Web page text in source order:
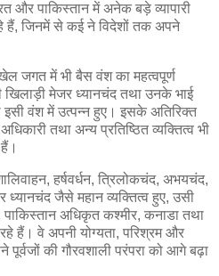
और पाकिस्तान में अनेक बड़े व्यापारी
हैं, जिनमें से कई ने विदेशों तक अपने
जगत में भी बैस वंश का महत्वपूर्ण
खिलाड़ी मेजर ध्यानचंद तथा उनके भाई
वंश में उत्पन्न हुए। इसके अतिरिक्त
तथा अन्य प्रतिष्ठित व्यक्तित्व भी
हर्षवर्धन, त्रिलोकचंद, अभयचंद,
ध्यानचंद जैसे महान व्यक्तित्व हुए, उसी
अधिकृत कश्मीर, कनाडा तथा
हैं। वे अपनी योग्यता, परिश्रम और
की गौरवशाली परंपरा को आगे बढ़ा